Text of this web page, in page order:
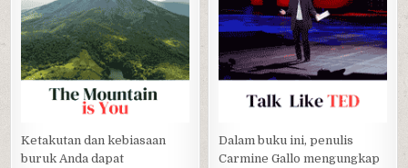
Posted
in
Ketakutan dan kebiasaan
buruk Anda dapat
Posted
in
Dalam buku ini, penulis
Carmine Gallo mengungkap